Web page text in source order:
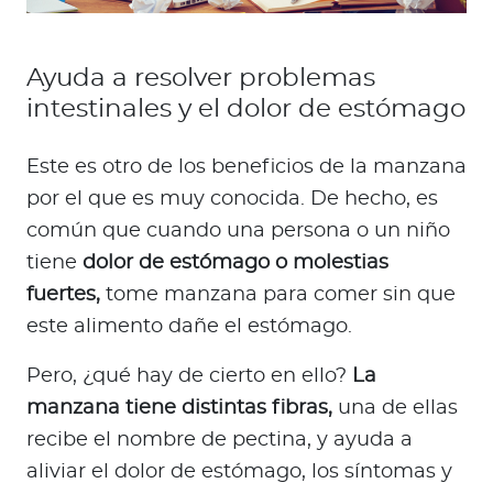
Ayuda a resolver problemas
intestinales y el dolor de estómago
Este es otro de los beneficios de la manzana
por el que es muy conocida. De hecho, es
común que cuando una persona o un niño
tiene dolor de estómago o molestias
fuertes, tome manzana para comer sin que
este alimento dañe el estómago.
Pero, ¿qué hay de cierto en ello? La
manzana tiene distintas fibras, una de ellas
recibe el nombre de pectina, y ayuda a
aliviar el dolor de estómago, los síntomas y